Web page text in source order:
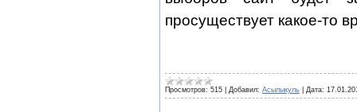
просуществует какое-то
Просмотров: 515 Добавил: Асылыкуль Дата: